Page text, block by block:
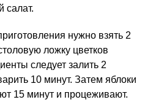
салат.
нужно взять 2
ложку цветков
следует залить 2
10 минут. Затем яблоки
15 минут и процеживают.